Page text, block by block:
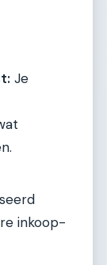
Je
inkoop-